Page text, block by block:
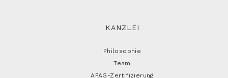
KANZLEI
Philosophie
Team
APAG-Zertifizierung